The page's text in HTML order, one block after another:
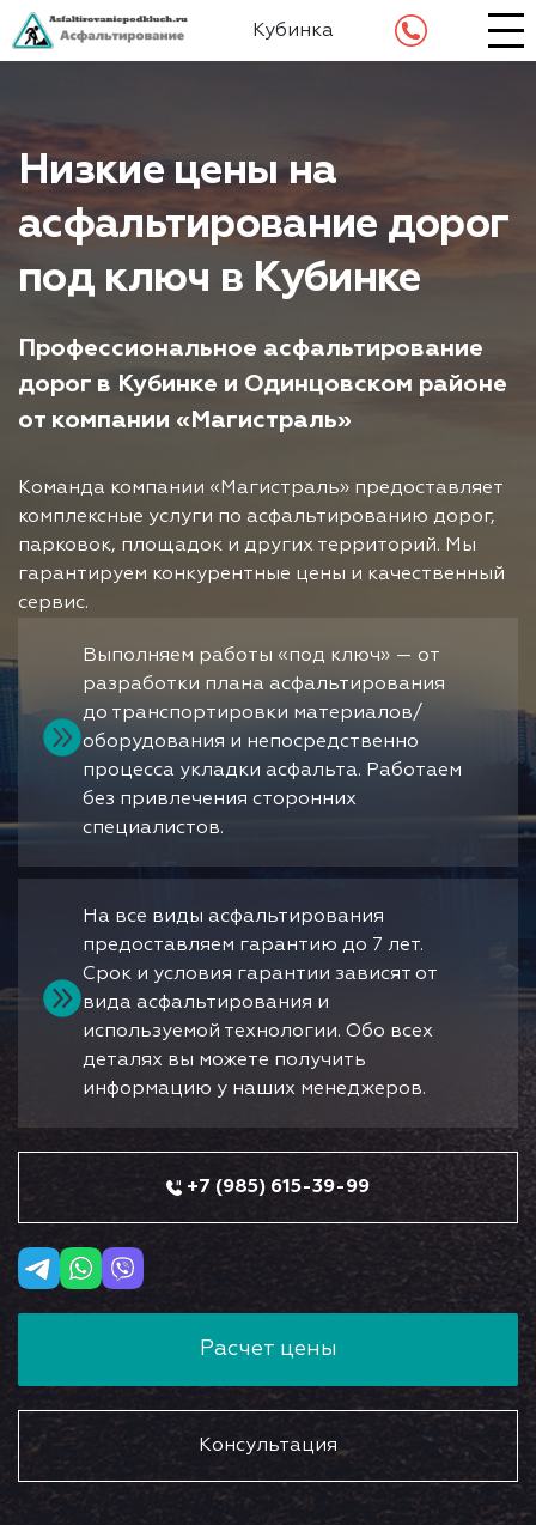
Кубинка
Низкие цены на
асфальтирование дорог
под ключ в Кубинке
Профессиональное асфальтирование
дорог в Кубинке и Одинцовском районе
от компании «Магистраль»
Команда компании «Магистраль» предоставляет
комплексные услуги по асфальтированию дорог,
парковок, площадок и других территорий. Мы
гарантируем конкурентные цены и качественный
сервис.
Выполняем работы «под ключ» — от
разработки плана асфальтирования
до транспортировки материалов/
оборудования и непосредственно
процесса укладки асфальта. Работаем
без привлечения сторонних
специалистов.
На все виды асфальтирования
предоставляем гарантию до 7 лет.
Срок и условия гарантии зависят от
вида асфальтирования и
используемой технологии. Обо всех
деталях вы можете получить
информацию у наших менеджеров.
+7 (985) 615-39-99
Расчет цены
Консультация